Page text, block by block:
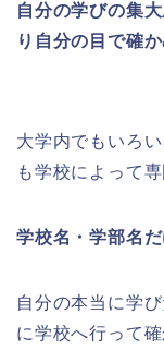
自分の学びの集
り自分の目で確
大学内でもいろ
も学校によって
学校名・学部名
自分の本当に学
に学校へ行って